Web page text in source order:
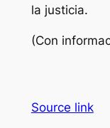
la justicia.
(Con
Source link